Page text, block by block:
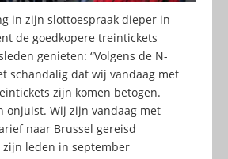
in zijn slottoespraak dieper in
de goedkopere treintickets
genieten: “Volgens de N-
schandalig dat wij vandaag met
zijn komen betogen.
onjuist. Wij zijn vandaag met
naar Brussel gereisd
zijn leden in september